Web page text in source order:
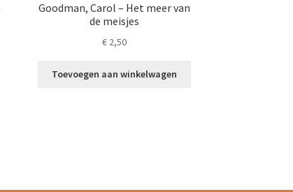
Goodman, Carol – Het meer van
de meisjes
€2,50
Toevoegen aan winkelwagen